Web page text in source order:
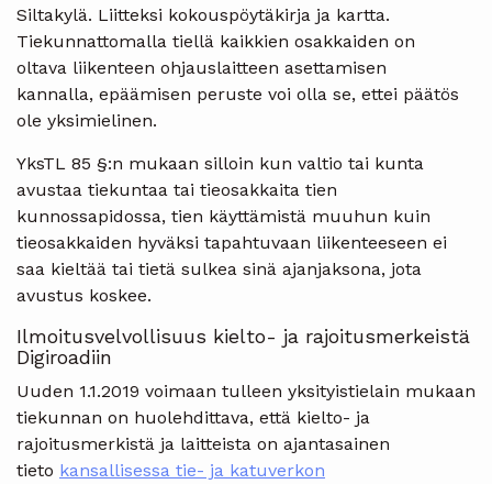
Siltakylä. Liitteksi kokouspöytäkirja ja kartta.
Tiekunnattomalla tiellä kaikkien osakkaiden on
oltava liikenteen ohjauslaitteen asettamisen
kannalla, epäämisen peruste voi olla se, ettei päätös
ole yksimielinen.
YksTL 85 §:n mukaan silloin kun valtio tai kunta
avustaa tiekuntaa tai tieosakkaita tien
kunnossapidossa, tien käyttämistä muuhun kuin
tieosakkaiden hyväksi tapahtuvaan liikenteeseen ei
saa kieltää tai tietä sulkea sinä ajanjaksona, jota
avustus koskee.
Ilmoitusvelvollisuus kielto- ja rajoitusmerkeistä
Digiroadiin
Uuden 1.1.2019 voimaan tulleen yksityistielain mukaan
tiekunnan on huolehdittava, että kielto- ja
rajoitusmerkistä ja laitteista on ajantasainen
tieto kansallisessa tie- ja katuverkon